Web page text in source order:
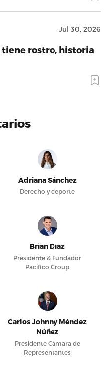
Jul 30, 2026
rostro, historia
Adriana Sánchez
Derecho y deporte
Brian Díaz
Presidente & Fundador
Pacifico Group
Carlos Johnny Méndez
Núñez
Presidente Cámara de
Representantes